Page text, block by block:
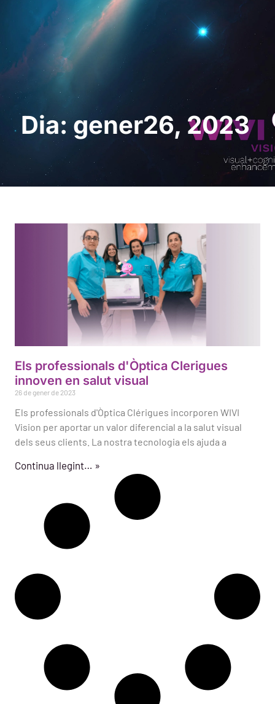
Sol · licita una
demostració
Dia: gener26, 2023
Els professionals d'Òptica Clerigues
innoven en salut visual
26 de gener de 2023
Els professionals d'Òptica Clérigues incorporen WIVI
Vision per aportar un valor diferencial a la salut visual
dels seus clients. La nostra tecnologia els ajuda a
Continua llegint… »